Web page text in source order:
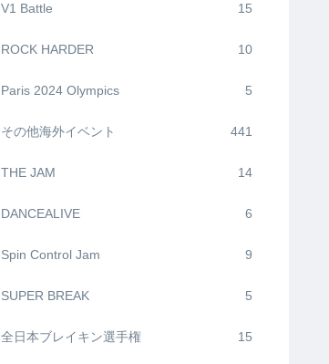
V1 Battle 15
ROCK HARDER 10
Paris 2024 Olympics 5
その他海外イベント 441
THE JAM 14
DANCEALIVE 6
Spin Control Jam 9
SUPER BREAK 5
全日本ブレイキン選手権 15